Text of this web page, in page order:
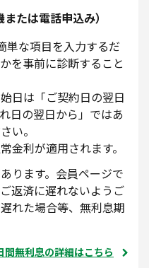
たは電話申込み）
単な項目を入力するだ
を事前に診断すること
日は「ご契約日の翌日
日の翌日から」ではあ
い。
金利が適用されます。
ります。会員ページで
返済に遅れないようご
れた場合等、無利息期
間無利息の詳細はこちら